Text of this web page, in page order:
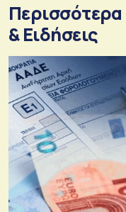
& Eιδήσεις